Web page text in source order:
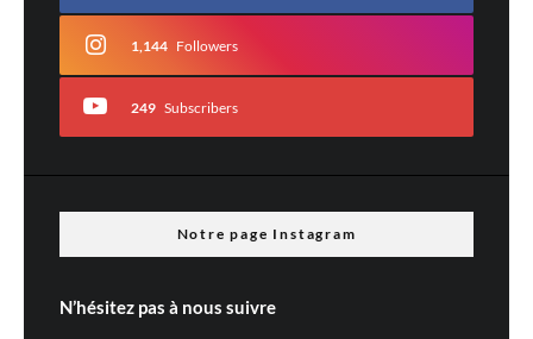
Site web
1,144 Followers
249 Subscribers
Notre page Instagram
N’hésitez pas à nous suivre